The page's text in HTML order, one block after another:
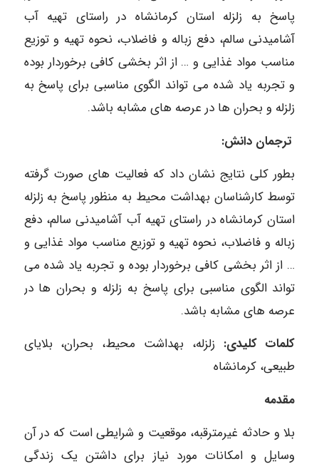
پاسخ به زلزله استان کرمانشاه در راستای تهیه آب
آشامیدنی سالم، دفع زباله و فاضلاب، نحوه تهیه و توزیع
مناسب مواد غذایی و … از اثر بخشی کافی برخوردار بوده
و تجربه یاد شده می تواند الگوی مناسبی برای پاسخ به
زلزله و بحران ها در عرصه های مشابه باشد.
ترجمان دانش:
بطور کلی نتایج نشان داد که فعالیت های صورت گرفته
توسط کارشناسان بهداشت محیط به منظور پاسخ به زلزله
استان کرمانشاه در راستای تهیه آب آشامیدنی سالم، دفع
زباله و فاضلاب، نحوه تهیه و توزیع مناسب مواد غذایی و
… از اثر بخشی کافی برخوردار بوده و تجربه یاد شده می
تواند الگوی مناسبی برای پاسخ به زلزله و بحران ها در
عرصه های مشابه باشد.
کلمات کلیدی: زلزله، بهداشت محیط، بحران، بلایای
طبیعی، کرمانشاه
مقدمه
بلا و حادثه غیرمترقبه، موقعیت و شرایطی است که در آن
وسایل و امکانات مورد نیاز برای داشتن یک زندگی